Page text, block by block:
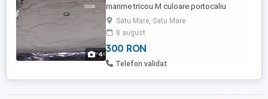
4
marime tricou M culoare portocaliu
Satu Mare, Satu Mare
8 august
300 RON
Telefon validat